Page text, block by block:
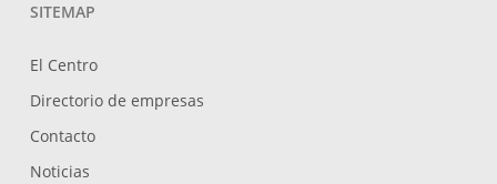
SITEMAP
El Centro
Directorio de empresas
Contacto
Noticias